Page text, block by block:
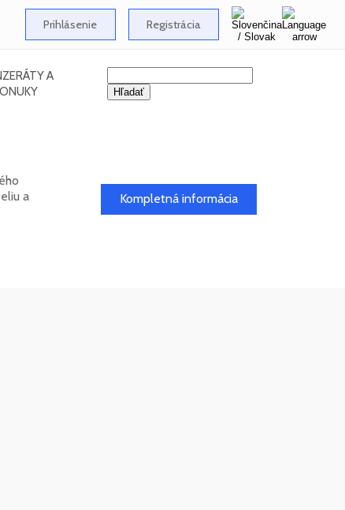
Prihlásenie Registrácia
A
a
Kompletná informácia